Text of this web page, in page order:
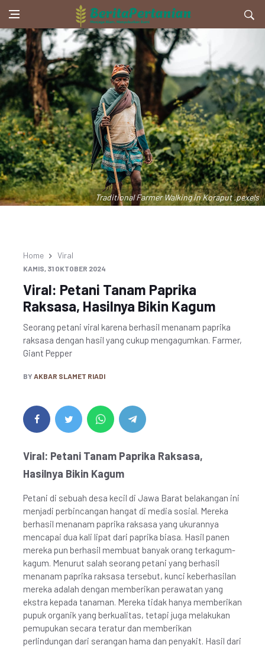
Traditional Farmer Walking in Koraput .pexels
Home Viral
KAMIS, 31 OKTOBER 2024
Viral: Petani Tanam Paprika
Raksasa, Hasilnya Bikin Kagum
Seorang petani viral karena berhasil menanam paprika
raksasa dengan hasil yang cukup mengagumkan. Farmer,
Giant Pepper
BY AKBAR SLAMET RIADI
Viral: Petani Tanam Paprika Raksasa,
Hasilnya Bikin Kagum
Petani di sebuah desa kecil di Jawa Barat belakangan ini
menjadi perbincangan hangat di media sosial. Mereka
berhasil menanam paprika raksasa yang ukurannya
mencapai dua kali lipat dari paprika biasa. Hasil panen
mereka pun berhasil membuat banyak orang terkagum-
kagum. Menurut salah seorang petani yang berhasil
menanam paprika raksasa tersebut, kunci keberhasilan
mereka adalah dengan memberikan perawatan yang
ekstra kepada tanaman. Mereka tidak hanya memberikan
pupuk organik yang berkualitas, tetapi juga melakukan
pemupukan secara teratur dan memberikan
perlindungan dari serangan hama dan penyakit. Hasil dari